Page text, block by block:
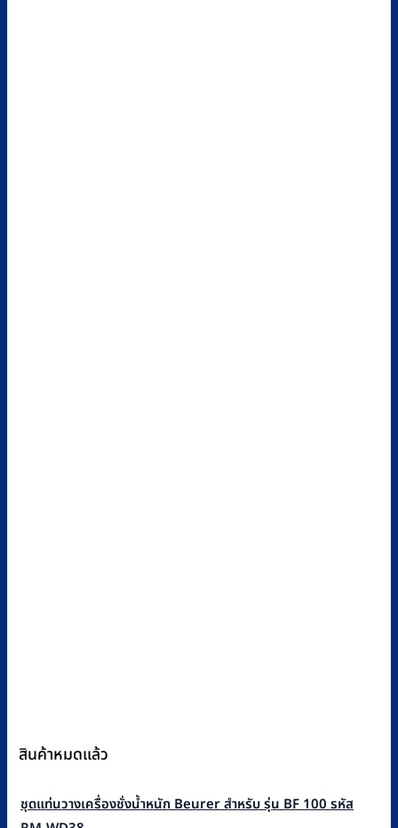
สินค้าหมดแล้ว
ชุดแท่นวางเครื่องชั่งน้ำหนัก Beurer สำหรับ รุ่น BF 100 รหัส